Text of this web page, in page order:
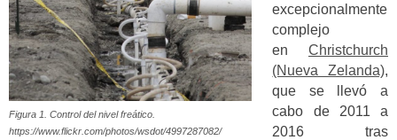
Figura 1. Control del nivel freático.
https://www.flickr.com/photos/wsdot/4997287082/
excepcionalmente
complejo
en Christchurch
(Nueva Zelanda),
que se llevó a
cabo de 2011 a
2016 tras